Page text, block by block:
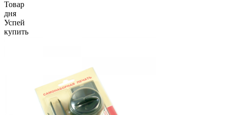
Товар
дня
Успей
купить